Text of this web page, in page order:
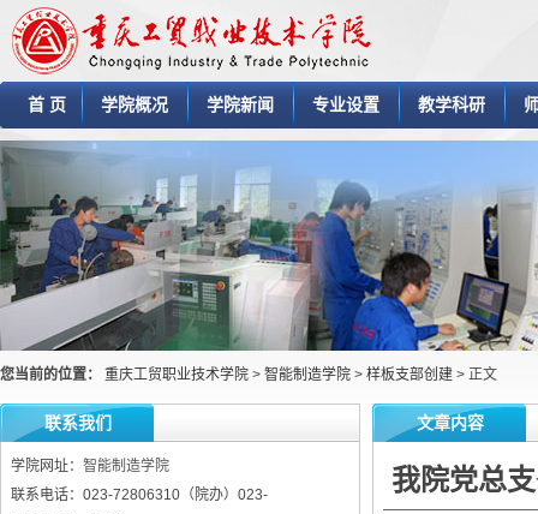
首 页 学院概况 学院新闻 专业设置 教学科研
您当前的位置： 重庆工贸职业技术学院 > 智能制造学院 > 样板支部创建 > 正文
联系我们
学院网址： 智能制造学院
联系电话：023-72806310（院办）023-
文章内容
我院党总